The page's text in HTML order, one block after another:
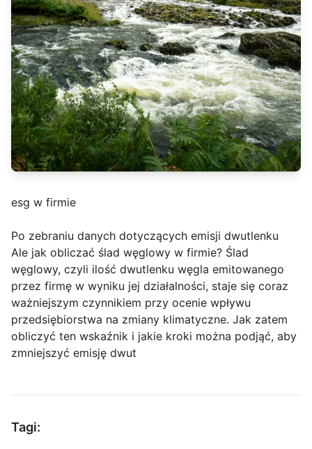
esg w firmie
Po zebraniu danych dotyczących emisji dwutlenku
Ale jak obliczać ślad węglowy w firmie? Ślad
węglowy, czyli ilość dwutlenku węgla emitowanego
przez firmę w wyniku jej działalności, staje się coraz
ważniejszym czynnikiem przy ocenie wpływu
przedsiębiorstwa na zmiany klimatyczne. Jak zatem
obliczyć ten wskaźnik i jakie kroki można podjąć, aby
zmniejszyć emisję dwut
Tagi: